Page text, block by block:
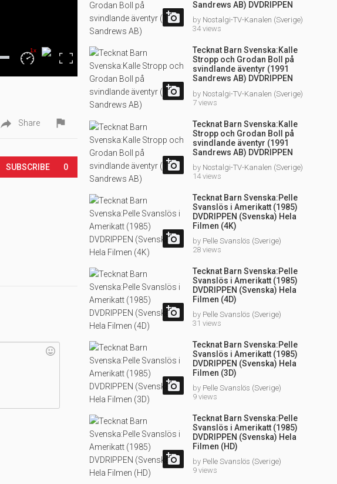
Playback
Rate
1x
Fullscreen

Sandrews AB) DVDRIPPEN
by Nostalgi-TV-Kanalen (Sverige)
34 views

Tecknat Barn Svenska:Kalle
Stropp och Grodan Boll på
svindlande äventyr (1991
Sandrews AB) DVDRIPPEN
by Nostalgi-TV-Kanalen (Sverige)
7 views

Tecknat Barn Svenska:Kalle
Stropp och Grodan Boll på
svindlande äventyr (1991
Sandrews AB) DVDRIPPEN
by Nostalgi-TV-Kanalen (Sverige)
14 views

Tecknat Barn Svenska:Pelle
Svanslös i Amerikatt (1985)
DVDRIPPEN (Svenska) Hela
Filmen (4K)
by Pelle Svanslös (Sverige)
28 views

Tecknat Barn Svenska:Pelle
Svanslös i Amerikatt (1985)
DVDRIPPEN (Svenska) Hela
Filmen (4D)
by Pelle Svanslös (Sverige)
31 views

Tecknat Barn Svenska:Pelle
Svanslös i Amerikatt (1985)
DVDRIPPEN (Svenska) Hela
Filmen (3D)
by Pelle Svanslös (Sverige)
9 views

Tecknat Barn Svenska:Pelle
Svanslös i Amerikatt (1985)
DVDRIPPEN (Svenska) Hela
Filmen (HD)
by Pelle Svanslös (Sverige)
9 views
 Share 
SUBSCRIBE 0